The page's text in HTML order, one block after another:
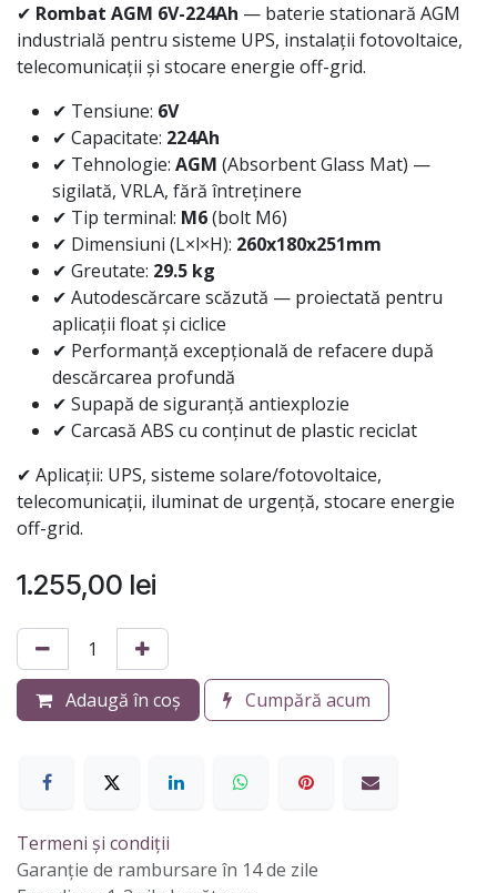
✔ Rombat AGM 6V-224Ah — baterie stationară AGM
industrială pentru sisteme UPS, instalații fotovoltaice,
telecomunicații și stocare energie off-grid.
✔ Tensiune: 6V
✔ Capacitate: 224Ah
✔ Tehnologie: AGM (Absorbent Glass Mat) —
sigilată, VRLA, fără întreținere
✔ Tip terminal: M6(bolt M6)
✔ Dimensiuni (L×l×H): 260x180x251mm
✔ Greutate: 29.5 kg
✔ Autodescărcare scăzută — proiectată pentru
aplicații float și ciclice
✔ Performanță excepțională de refacere după
descărcarea profundă
✔ Supapă de siguranță antiexplozie
✔ Carcasă ABS cu conținut de plastic reciclat
✔ Aplicații: UPS, sisteme solare/fotovoltaice,
telecomunicații, iluminat de urgență, stocare energie
off-grid.
1.255,00 lei
Adaugă în coș Cumpără acum
Termeni și condiții
Garanție de rambursare în 14 de zile